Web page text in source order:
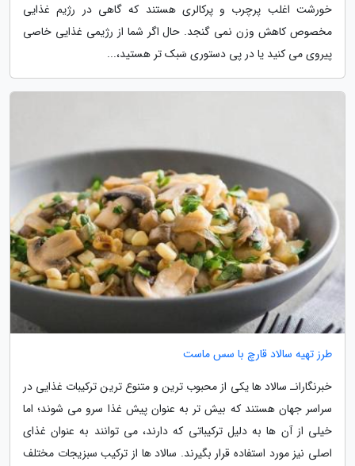
خورشت اغلب پرچرب و پرکالری هستند که گاهی در رژیم غذایی
مخصوص کاهش وزن نمی گنجد. حال اگر شما از رژیمی غذایی خاصی
پیروی می کنید یا در پی دستوری سَبک تر هستید،...
طرز تهیه سالاد قارچ با سس ماست
خبرنگارانـ سالاد ها یکی از محبوب ترین و متنوع ترین ترکیبات غذایی در
سراسر جهان هستند که بیش تر به عنوان پیش غذا سرو می شوند؛ اما
خیلی از آن ها به دلیل ترکیباتی که دارند، می توانند به عنوان غذای
اصلی نیز مورد استفاده قرار بگیرند. سالاد ها از ترکیب سبزیجات مختلف